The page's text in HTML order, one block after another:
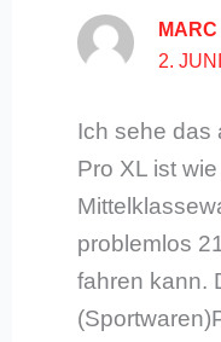
MARC
2.
Ich sehe das
Pro XL ist
problemlos
fahren kann.